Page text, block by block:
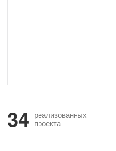
34 реализованных
проекта